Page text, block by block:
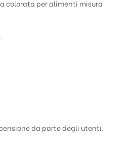
colorata per alimenti misura
da parte degli utenti.